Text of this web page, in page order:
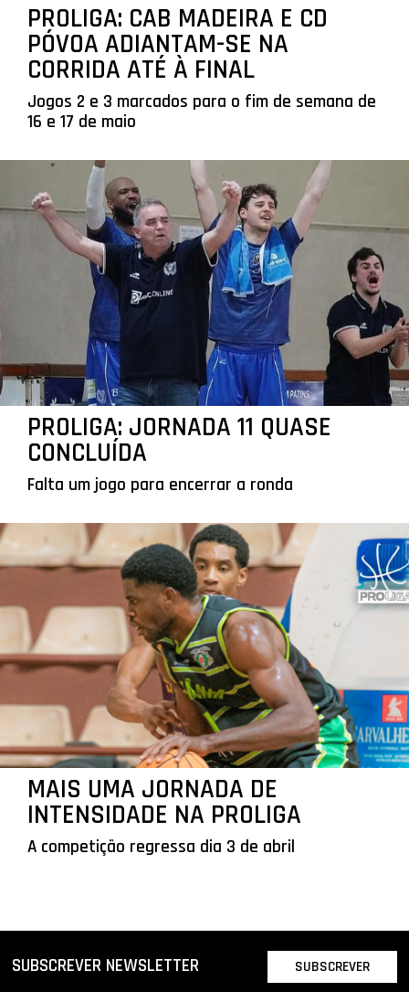
PROLIGA: CAB MADEIRA E CD
PÓVOA ADIANTAM-SE NA
CORRIDA ATÉ À FINAL
Jogos 2 e 3 marcados para o fim de semana de
16 e 17 de maio
PROLIGA: JORNADA 11 QUASE
CONCLUÍDA
Falta um jogo para encerrar a ronda
MAIS UMA JORNADA DE
INTENSIDADE NA PROLIGA
A competição regressa dia 3 de abril
SUBSCREVER NEWSLETTER SUBSCREVER